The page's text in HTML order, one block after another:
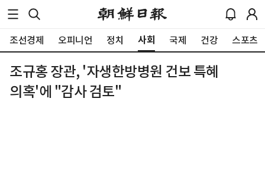
조선경제 오피니언 정치 사회 국제 건강 스포츠
조규홍 장관, '자생한방병원 건보 특혜
의혹'에 "감사 검토"